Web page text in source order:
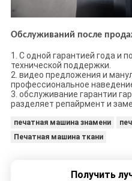
Обслуживаний после
1. С одной гарантией года и
технической поддержки.
2. видео предложения и
профессиональное
3. обслуживание гарантии
разделяет репайрмент и
печатная машина знамени
Печатная машина ткани
Получить